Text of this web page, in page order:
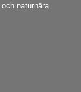
naturnära